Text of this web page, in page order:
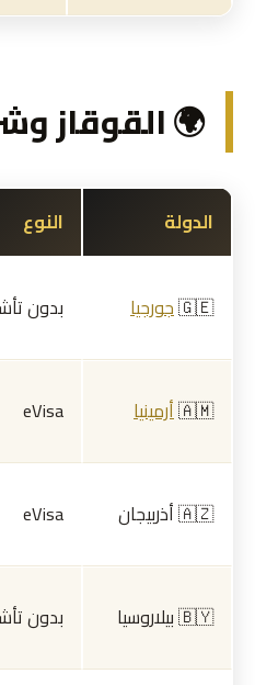
🌍 القوقاز
الدولة النوع
🇬🇪جورجيا بدون
🇦🇲أرمينيا eVisa
🇦🇿 أذربيجان eVisa
🇧🇾 بيلاروسيا بدون